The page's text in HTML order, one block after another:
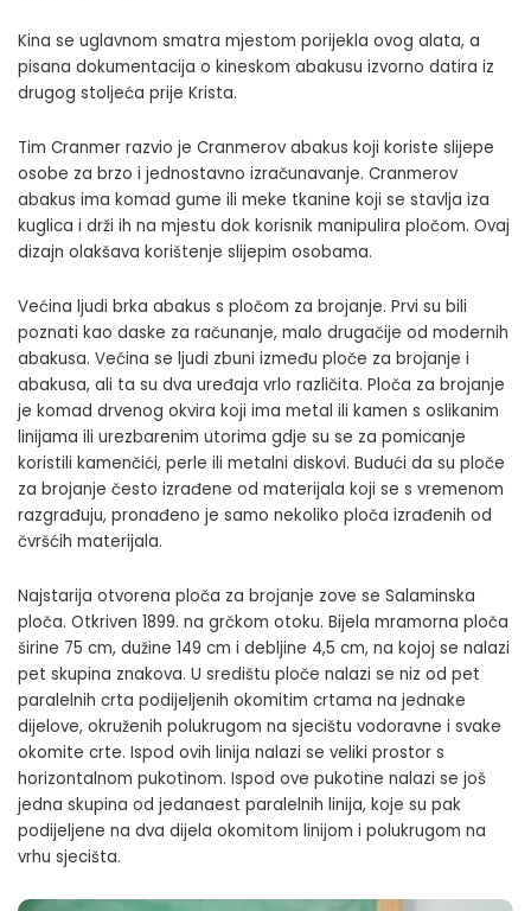
Kina se uglavnom smatra mjestom porijekla ovog alata, a
pisana dokumentacija o kineskom abakusu izvorno datira iz
drugog stoljeća prije Krista.
Tim Cranmer razvio je Cranmerov abakus koji koriste slijepe
osobe za brzo i jednostavno izračunavanje. Cranmerov
abakus ima komad gume ili meke tkanine koji se stavlja iza
kuglica i drži ih na mjestu dok korisnik manipulira pločom. Ovaj
dizajn olakšava korištenje slijepim osobama.
Većina ljudi brka abakus s pločom za brojanje. Prvi su bili
poznati kao daske za računanje, malo drugačije od modernih
abakusa. Većina se ljudi zbuni između ploče za brojanje i
abakusa, ali ta su dva uređaja vrlo različita. Ploča za brojanje
je komad drvenog okvira koji ima metal ili kamen s oslikanim
linijama ili urezbarenim utorima gdje su se za pomicanje
koristili kamenčići, perle ili metalni diskovi. Budući da su ploče
za brojanje često izrađene od materijala koji se s vremenom
razgrađuju, pronađeno je samo nekoliko ploča izrađenih od
čvršćih materijala.
Najstarija otvorena ploča za brojanje zove se Salaminska
ploča. Otkriven 1899. na grčkom otoku. Bijela mramorna ploča
širine 75 cm, dužine 149 cm i debljine 4,5 cm, na kojoj se nalazi
pet skupina znakova. U središtu ploče nalazi se niz od pet
paralelnih crta podijeljenih okomitim crtama na jednake
dijelove, okruženih polukrugom na sjecištu vodoravne i svake
okomite crte. Ispod ovih linija nalazi se veliki prostor s
horizontalnom pukotinom. Ispod ove pukotine nalazi se još
jedna skupina od jedanaest paralelnih linija, koje su pak
podijeljene na dva dijela okomitom linijom i polukrugom na
vrhu sjecišta.